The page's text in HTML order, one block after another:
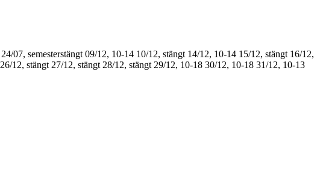
24/07, semesterstängt 09/12, 10-14 10/12, stängt 14/12, 10-14 15/12, stängt 16/12,
26/12, stängt 27/12, stängt 28/12, stängt 29/12, 10-18 30/12, 10-18 31/12, 10-13